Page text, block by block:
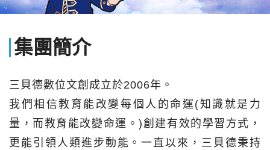
集團簡介
三貝德數位文創成立於2006年。
我們相信教育能改變每個人的命運(知識就是力
量，而教育能改變命運。)創建有效的學習方式，
更能引領人類進步動能。一直以來，三貝德秉持